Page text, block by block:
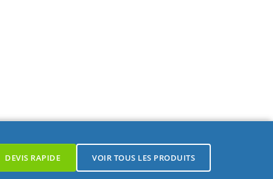
DEVIS RAPIDE VOIR TOUS LES PRODUITS